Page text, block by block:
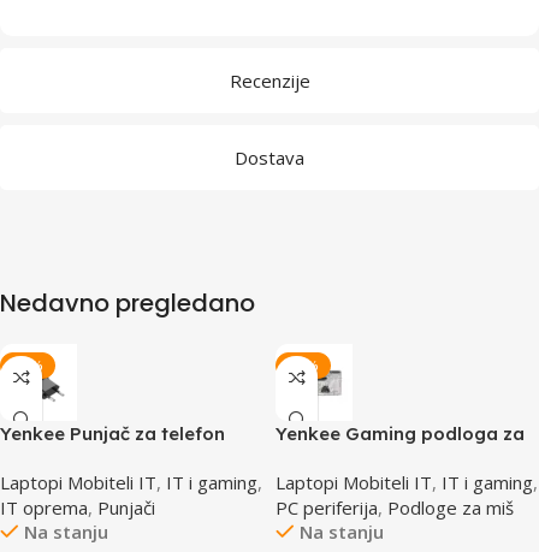
Recenzije
Dostava
Nedavno pregledano
-20%
Yenkee Punjač za telefon
Laptopi Mobiteli IT, IT i gaming,
IT oprema, Punjači
Na stanju
-15%
Yenkee Gaming podloga za
Laptopi Mobiteli IT, IT i gaming,
PC periferija, Podloge za miš
Na stanju